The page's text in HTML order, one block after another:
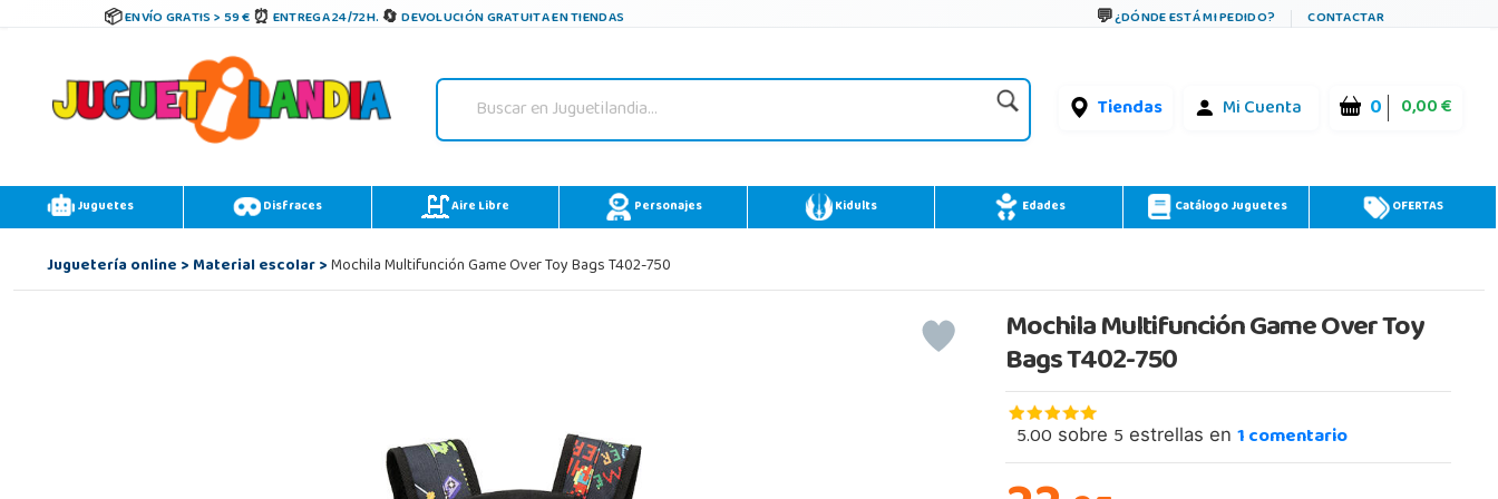
ENVÍO GRATIS > 59 € ENTREGA 24/72H. DEVOLUCIÓN GRATUITA EN TIENDAS ¿DÓNDE ESTÁ MI PEDIDO? CONTACTAR
Tiendas Mi Cuenta 0 0,00 €
Juguetes Disfraces Aire Libre Personajes Kidults Edades Catálogo Juguetes OFERTAS
Juguetería online>Material escolar>Mochila Multifunción Game Over Toy Bags T402-750
Mochila Multifunción Game Over Toy
Bags T402-750
5.00 sobre 5 estrellas en1comentario